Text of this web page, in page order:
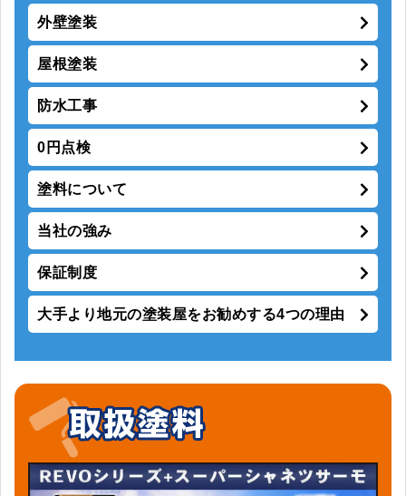
外壁塗装
屋根塗装
防水工事
0円点検
塗料について
当社の強み
保証制度
大手より地元の塗装屋をお勧めする4つの理由